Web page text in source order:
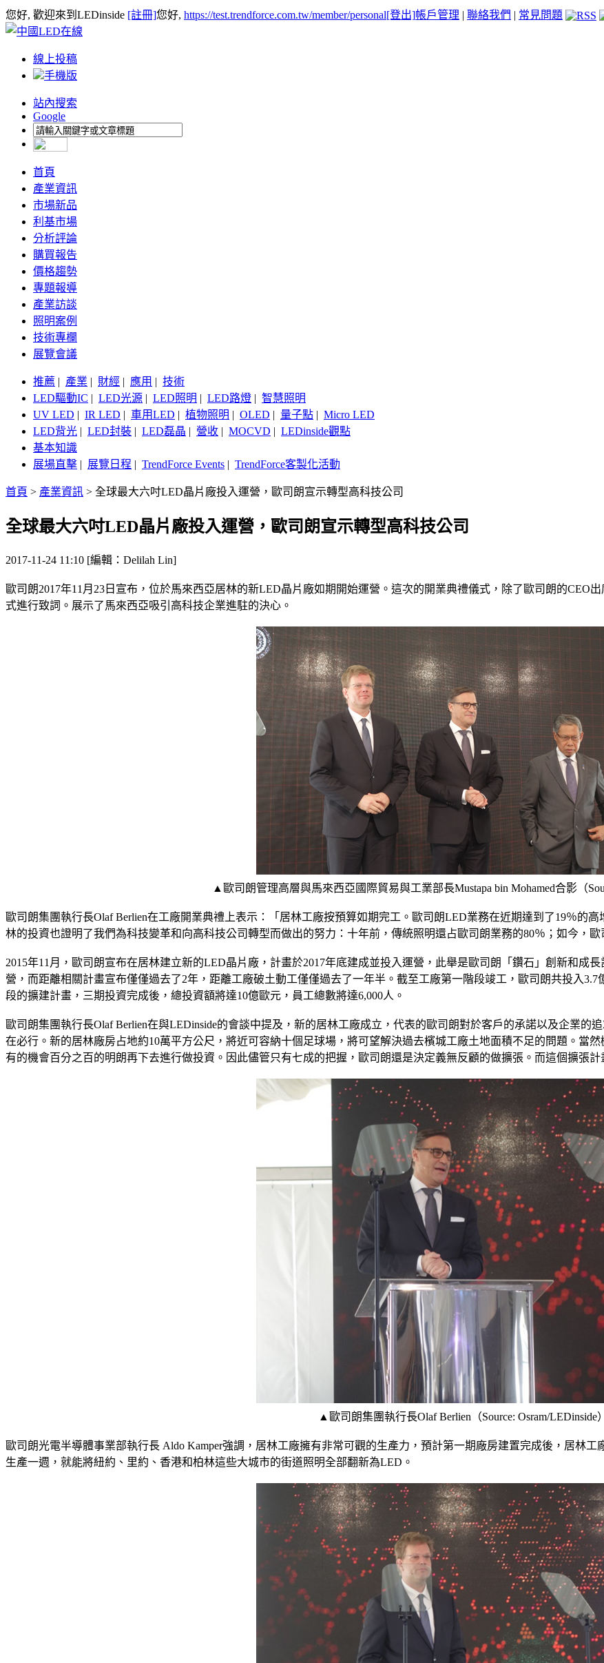
您好, 歡迎來到LEDinside [註冊]您好, https://test.trendforce.com.tw/member/personal[登出]帳戶管理 | 聯絡我們 | 常見問題
線上投稿
手機版
站內搜索
Google
首頁
產業資訊
市場新品
利基市場
分析評論
購買報告
價格趨勢
專題報導
產業訪談
照明案例
技術專欄
展覽會議
推薦 | 產業 | 財經 | 應用 | 技術
LED驅動IC | LED光源 | LED照明 | LED路燈 | 智慧照明
UV LED | IR LED | 車用LED | 植物照明 | OLED | 量子點 | Micro LED
LED背光 | LED封裝 | LED磊晶 | 營收 | MOCVD | LEDinside觀點
基本知識
展場直擊 | 展覽日程 | TrendForce Events | TrendForce客製化活動
首頁 > 產業資訊 > 全球最大六吋LED晶片廠投入運營，歐司朗宣示轉型高科技公司
全球最大六吋LED晶片廠投入運營，歐司朗宣示轉型高科技公司
2017-11-24 11:10 [編輯：Delilah Lin]
歐司朗2017年11月23日宣布，位於馬來西亞居林的新LED晶片廠如期開始運營。這次的開業典禮儀式，除了歐司朗的CEO
式進行致詞。展示了馬來西亞吸引高科技企業進駐的決心。
▲歐司朗管理高層與馬來西亞國際貿易與工業部長Mustapa bin Mohamed合影（
歐司朗集團執行長Olaf Berlien在工廠開業典禮上表示：「居林工廠按預算如期完工。歐司朗LED業務在近期達到了19％的
林的投資也證明了我們為科技變革和向高科技公司轉型而做出的努力：十年前，傳統照明還占歐司朗業務的80％；如今，
2015年11月，歐司朗宣布在居林建立新的LED晶片廠，計畫於2017年底建成並投入運營，此舉是歐司朗「鑽石」創新和成
營，而距離相關計畫宣布僅僅過去了2年，距離工廠破土動工僅僅過去了一年半。截至工廠第一階段竣工，歐司朗共投入
段的擴建計畫，三期投資完成後，總投資額將達10億歐元，員工總數將達6,000人。
歐司朗集團執行長Olaf Berlien在與LEDinside的會談中提及，新的居林工廠成立，代表的歐司朗對於客戶的承諾以及企業的
在必行。新的居林廠房占地約10萬平方公尺，將近可容納十個足球場，將可望解決過去檳城工廠土地面積不足的問題。當
有的機會百分之百的明朗再下去進行做投資。因此儘管只有七成的把握，歐司朗還是決定義無反顧的做擴張。而這個擴張
▲歐司朗集團執行長Olaf Berlien（Source: Osram/LEDinside）
歐司朗光電半導體事業部執行長 Aldo Kamper強調，居林工廠擁有非常可觀的生產力，預計第一期廠房建置完成後，居林
生產一週，就能將紐約、里約、香港和柏林這些大城市的街道照明全部翻新為LED。